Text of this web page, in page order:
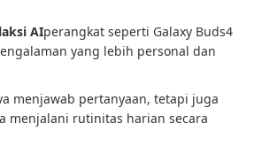
AIperangkat seperti Galaxy Buds4
yang lebih personal dan
menjawab pertanyaan, tetapi juga
menjalani rutinitas harian secara